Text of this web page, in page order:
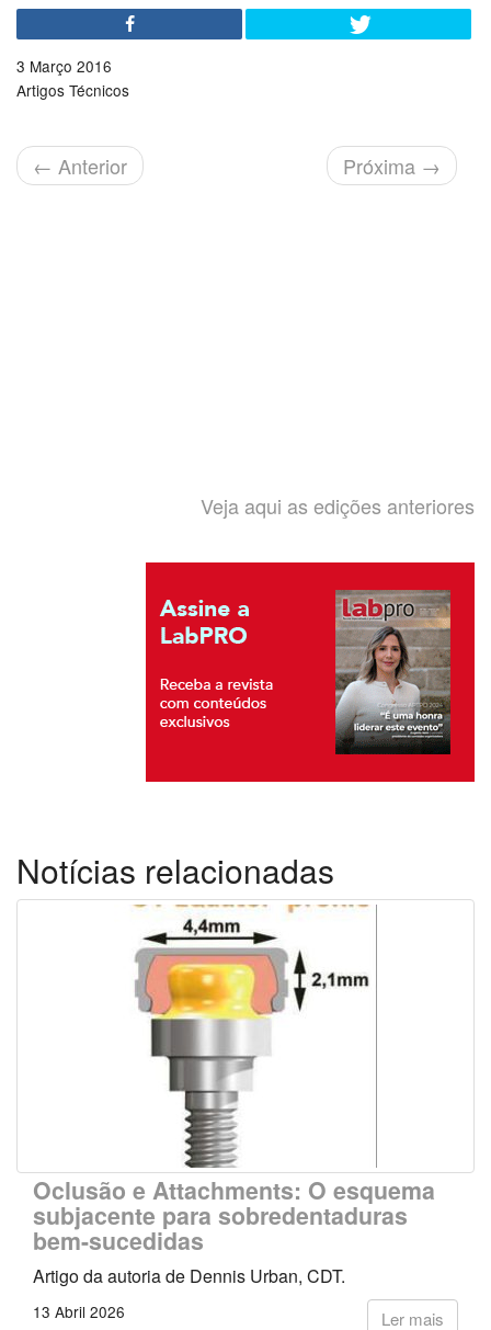
3 Março 2016
Artigos Técnicos
← Anterior Próxima →
Veja aqui as edições anteriores
Notícias relacionadas
Oclusão e Attachments: O esquema
subjacente para sobredentaduras
bem-sucedidas
Artigo da autoria de Dennis Urban, CDT.
Ler mais
13 Abril 2026